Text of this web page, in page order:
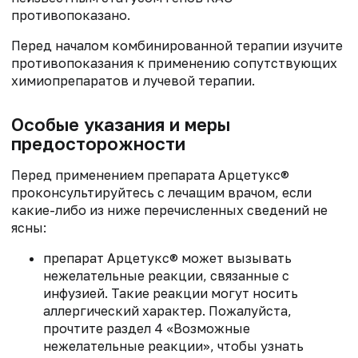
противопоказано.
Перед началом комбинированной терапии изучите
противопоказания к применению сопутствующих
химиопрепаратов и лучевой терапии.
Особые указания и меры
предосторожности
Перед применением препарата Арцетукс®
проконсультируйтесь с лечащим врачом, если
какие-либо из ниже перечисленных сведений не
ясны:
препарат Арцетукс® может вызывать
нежелательные реакции, связанные с
инфузией. Такие реакции могут носить
аллергический характер. Пожалуйста,
прочтите раздел 4 «Возможные
нежелательные реакции», чтобы узнать